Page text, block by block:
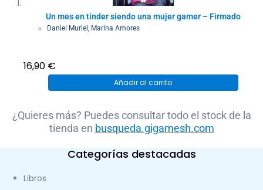
Un mes en tinder siendo una mujer gamer – Firmado
Daniel Muriel , Marina Amores
16,90 €
Añadir al carrito
¿Quieres más? Puedes consultar todo el stock de la
tienda en busqueda.gigamesh.com
Categorías destacadas
Libros